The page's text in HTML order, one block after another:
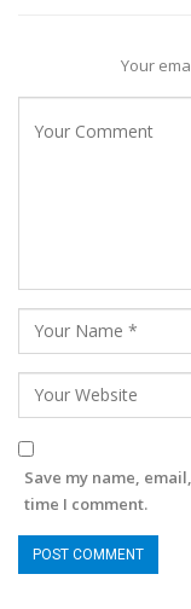
Your
Save my name,
time I comment.